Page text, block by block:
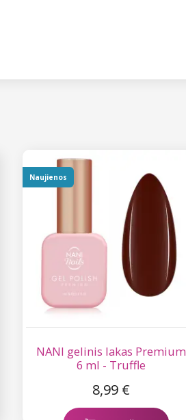
NANI gelinis lakas Premium
6 ml - Truffle
8,99 €
Naujienos